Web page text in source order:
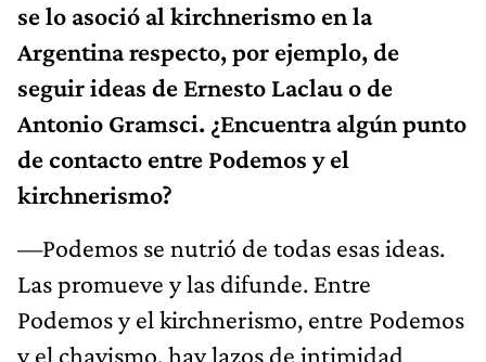
se lo asoció al kirchnerismo en la
Argentina respecto, por ejemplo, de
seguir ideas de Ernesto Laclau o de
Antonio Gramsci. ¿Encuentra algún punto
de contacto entre Podemos y el
kirchnerismo?
—Podemos se nutrió de todas esas ideas.
Las promueve y las difunde. Entre
Podemos y el kirchnerismo, entre Podemos
y el chavismo, hay lazos de intimidad